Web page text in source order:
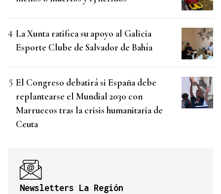
La Xunta ratifica su apoyo al Galicia
Esporte Clube de Salvador de Bahía
El Congreso debatirá si España debe
replantearse el Mundial 2030 con
Marruecos tras la crisis humanitaria de
Ceuta
Newsletters La Región